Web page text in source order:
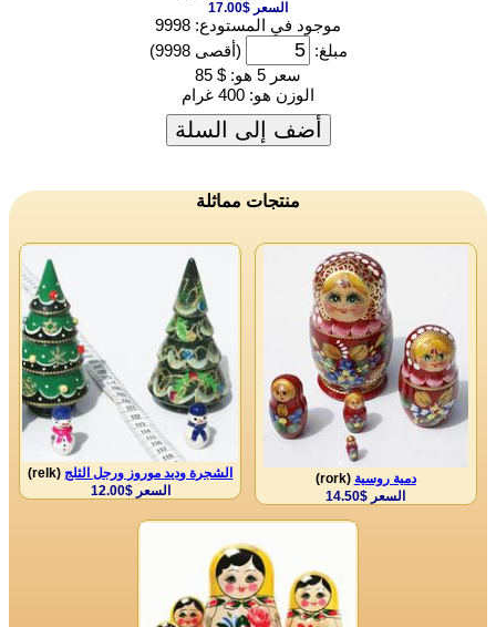
السعر $17.00
موجود في المستودع: 9998
مبلغ:
(أقصى 9998)
سعر 5 هو:
$ 85
الوزن هو:400 غرام
أضف إلى السلة
منتجات مماثلة
دمية روسية(rork)
السعر $14.50
الشجرة وديد موروز ورجل الثلج(relk)
السعر $12.00